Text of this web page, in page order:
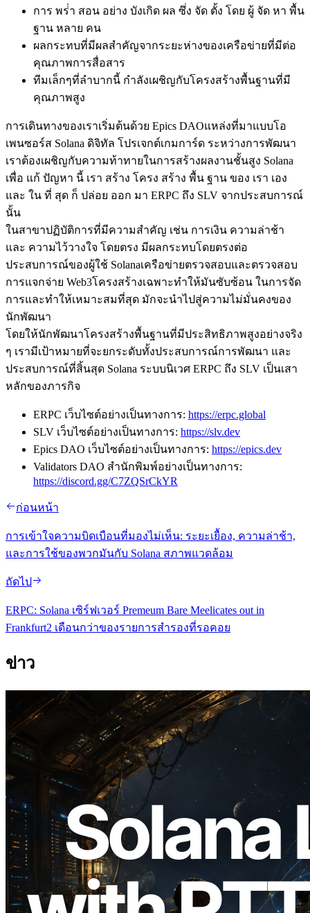
การ พร่ํา สอน อย่าง บังเกิด ผล ซึ่ง จัด ตั้ง โดย ผู้ จัด หา พื้น
ฐาน หลาย คน
ผลกระทบที่มีผลสําคัญจากระยะห่างของเครือข่ายที่มีต่อ
คุณภาพการสื่อสาร
ทีมเล็กๆที่ลําบากนี้ กําลังเผชิญกับโครงสร้างพื้นฐานที่มี
คุณภาพสูง
การเดินทางของเราเริ่มต้นด้วย Epics DAOแหล่งที่มาแบบโอ
เพนซอร์ส Solana ดิจิทัล โปรเจกต์เกมการ์ด ระหว่างการพัฒนา
เราต้องเผชิญกับความท้าทายในการสร้างผลงานชั้นสูง Solana
เพื่อ แก้ ปัญหา นี้ เรา สร้าง โครง สร้าง พื้น ฐาน ของ เรา เอง
และ ใน ที่ สุด ก็ ปล่อย ออก มา ERPC ถึง SLV จากประสบการณ์
นั้น
ในสาขาปฏิบัติการที่มีความสําคัญ เช่น การเงิน ความล่าช้า
และ ความไว้วางใจ โดยตรง มีผลกระทบโดยตรงต่อ
ประสบการณ์ของผู้ใช้ Solanaเครือข่ายตรวจสอบและตรวจสอบ
การแจกจ่าย Web3โครงสร้างเฉพาะทําให้มันซับซ้อน ในการจัด
การและทําให้เหมาะสมที่สุด มักจะนําไปสู่ความไม่มั่นคงของ
นักพัฒนา
โดยให้นักพัฒนาโครงสร้างพื้นฐานที่มีประสิทธิภาพสูงอย่างจริง
ๆ เรามีเป้าหมายที่จะยกระดับทั้งประสบการณ์การพัฒนา และ
ประสบการณ์ที่สิ้นสุด Solana ระบบนิเวศ ERPC ถึง SLV เป็นเสา
หลักของภารกิจ
ERPC เว็บไซต์อย่างเป็นทางการ: https://erpc.global
SLV เว็บไซต์อย่างเป็นทางการ: https://slv.dev
Epics DAO เว็บไซต์อย่างเป็นทางการ: https://epics.dev
Validators DAO สํานักพิมพ์อย่างเป็นทางการ:
https://discord.gg/C7ZQSrCkYR
ก่อนหน้า
การเข้าใจความบิดเบือนที่มองไม่เห็น: ระยะเยื้อง, ความล่าช้า,
และการใช้ของพวกมันกับ Solana สภาพแวดล้อม
ถัดไป
ERPC: Solana เซิร์ฟเวอร์ Premeum Bare Meelicates out in
Frankfurt2 เดือนกว่าของรายการสํารองที่รอคอย
ข่าว
2026.08.05
ERPC ขยาย Solana Leader Slot API ด้วย